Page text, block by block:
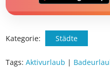
📱 App gratis
✅ Sommer Cashback